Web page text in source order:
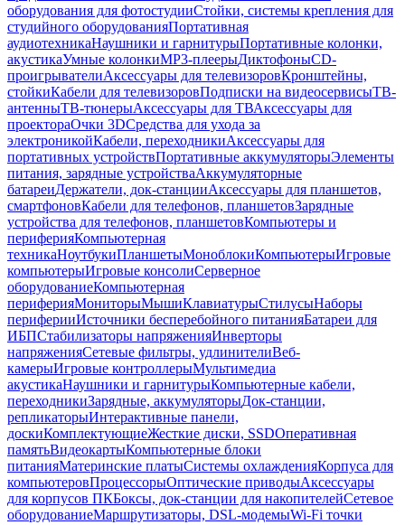
оборудования для фотостудииСтойки, системы крепления для
студийного оборудованияПортативная
аудиотехникаНаушники и гарнитурыПортативные колонки,
акустикаУмные колонкиMP3-плеерыДиктофоныCD-
проигрывателиАксессуары для телевизоровКронштейны,
стойкиКабели для телевизоровПодписки на видеосервисыТВ-
антенныТВ-тюнерыАксессуары для ТВАксессуары для
проектораОчки 3DСредства для ухода за
электроникойКабели, переходникиАксессуары для
портативных устройствПортативные аккумуляторыЭлементы
питания, зарядные устройстваАккумуляторные
батареиДержатели, док-станцииАксессуары для планшетов,
смартфоновКабели для телефонов, планшетовЗарядные
устройства для телефонов, планшетовКомпьютеры и
периферияКомпьютерная
техникаНоутбукиПланшетыМоноблокиКомпьютерыИгровые
компьютерыИгровые консолиСерверное
оборудованиеКомпьютерная
периферияМониторыМышиКлавиатурыСтилусыНаборы
периферииИсточники бесперебойного питанияБатареи для
ИБПСтабилизаторы напряженияИнверторы
напряженияСетевые фильтры, удлинителиВеб-
камерыИгровые контроллерыМультимедиа
акустикаНаушники и гарнитурыКомпьютерные кабели,
переходникиЗарядные, аккумуляторыДок-станции,
репликаторыИнтерактивные панели,
доскиКомплектующиеЖесткие диски, SSDОперативная
памятьВидеокартыКомпьютерные блоки
питанияМатеринские платыСистемы охлажденияКорпуса для
компьютеровПроцессорыОптические приводыАксессуары
для корпусов ПКБоксы, док-станции для накопителейСетевое
оборудованиеМаршрутизаторы, DSL-модемыWi-Fi точки